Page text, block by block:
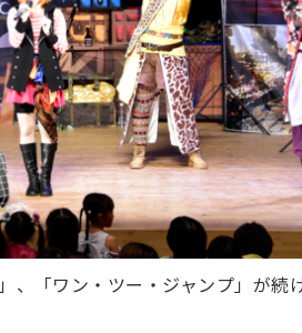
、「ワン・ツー・ジャンプ」が続